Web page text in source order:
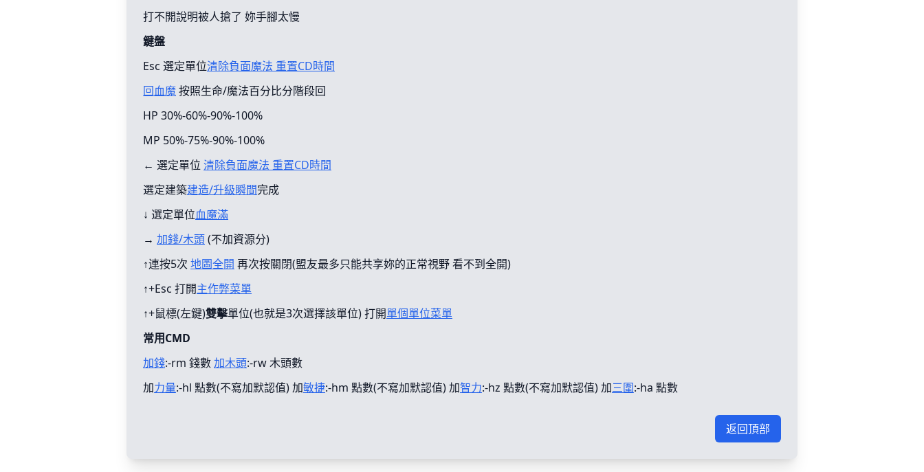
打不開說明被人搶了 妳手腳太慢
鍵盤
Esc 選定單位清除負面魔法 重置CD時間
回血魔按照生命/魔法百分比分階段回
HP 30%-60%-90%-100%
MP 50%-75%-90%-100%
← 選定單位 清除負面魔法 重置CD時間
選定建築建造/升級瞬間完成
↓ 選定單位血魔滿
→ 加錢/木頭(不加資源分)
↑連按5次 地圖全開 再次按關閉(盟友最多只能共享妳的正常視野 看不到全開)
↑+Esc 打開主作弊菜單
↑+鼠標(左鍵)雙擊單位(也就是3次選擇該單位) 打開單個單位菜單
常用CMD
加錢:-rm 錢數加木頭:-rw 木頭數
加力量:-hl 點數(不寫加默認值) 加敏捷:-hm 點數(不寫加默認值) 加智力:-hz 點數(不寫加默認值) 加三圍:-ha 點數
返回頂部